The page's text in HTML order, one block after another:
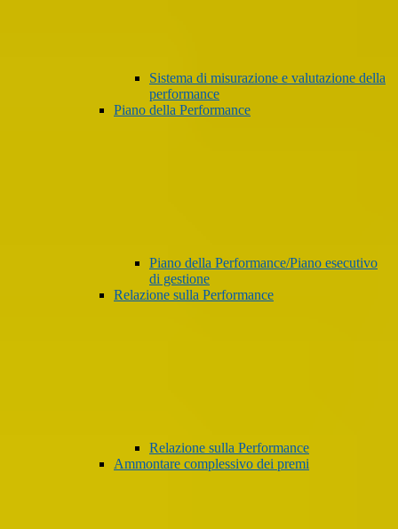
Sistema di misurazione e valutazione della
performance
Piano della Performance
Piano della Performance/Piano esecutivo
di gestione
Relazione sulla Performance
Relazione sulla Performance
Ammontare complessivo dei premi